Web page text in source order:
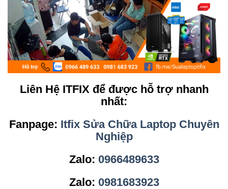
Liên Hệ ITFIX để được hỗ trợ nhanh
nhất:
Fanpage: Itfix Sửa Chữa Laptop Chuyên
Nghiệp
Zalo: 0966489633
Zalo: 0981683923